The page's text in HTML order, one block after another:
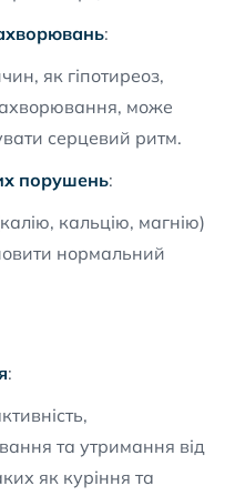
:
як гіпотиреоз,
може
серцевий ритм.
порушень:
кальцію, магнію)
нормальний
:
та утримання від
як куріння та